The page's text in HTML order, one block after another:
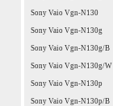
Sony Vaio Vgn-N130
Sony Vaio Vgn-N130g
Sony Vaio Vgn-N130g/B
Sony Vaio Vgn-N130g/W
Sony Vaio Vgn-N130p
Sony Vaio Vgn-N130p/B